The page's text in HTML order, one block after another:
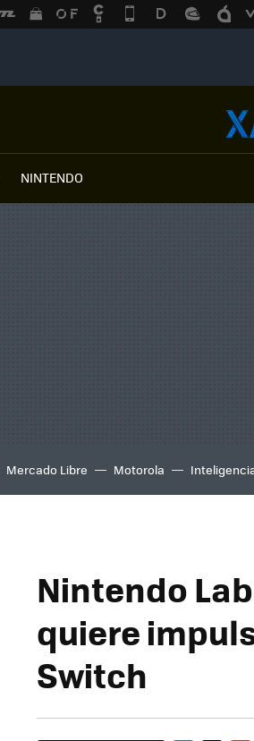
NINTENDO
Mercado Libre Motorola
Nintendo
quiere
Switch